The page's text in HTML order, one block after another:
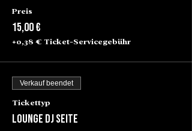
Preis
15,00 €
+0,38 € Ticket-Servicegebühr
Verkauf beendet
Tickettyp
Lounge Dj Seite